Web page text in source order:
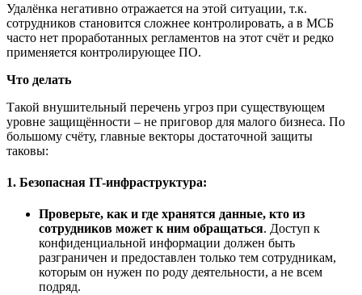
Удалёнка негативно отражается на этой ситуации, т.к.
сотрудников становится сложнее контролировать, а в МСБ
часто нет проработанных регламентов на этот счёт и редко
применяется контролирующее ПО.
Что делать
Такой внушительный перечень угроз при существующем
уровне защищённости – не приговор для малого бизнеса. По
большому счёту, главные векторы достаточной защиты
таковы:
1. Безопасная IT-инфраструктура:
Проверьте, как и где хранятся данные, кто из
сотрудников может к ним обращаться. Доступ к
конфиденциальной информации должен быть
разграничен и предоставлен только тем сотрудникам,
которым он нужен по роду деятельности, а не всем
подряд.